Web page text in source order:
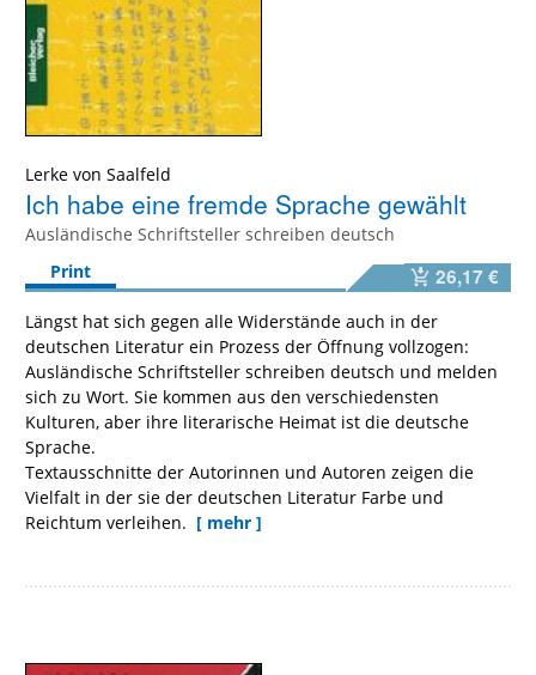
Lerke von Saalfeld
Ich habe eine fremde Sprache gewählt
Ausländische Schriftsteller schreiben deutsch
Print
26,17 €
Längst hat sich gegen alle Widerstände auch in der
deutschen Literatur ein Prozess der Öffnung vollzogen:
Ausländische Schriftsteller schreiben deutsch und melden
sich zu Wort. Sie kommen aus den verschiedensten
Kulturen, aber ihre literarische Heimat ist die deutsche
Sprache.
Textausschnitte der Autorinnen und Autoren zeigen die
Vielfalt in der sie der deutschen Literatur Farbe und
Reichtum verleihen. [ mehr ]